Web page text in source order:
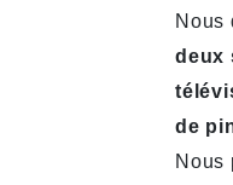
Nous
deux
de
Nous